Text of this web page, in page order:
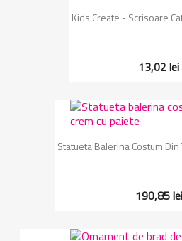
Kids Create - Scrisoare
13,02 lei
Statueta Balerina Costum Din
190,85 lei